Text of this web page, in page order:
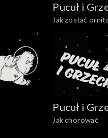
Pucuł i
Jak zostać
Pucuł i
Jak chorować